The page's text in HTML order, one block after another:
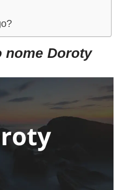
nome Doroty